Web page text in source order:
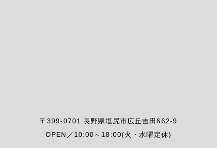
〒399-0701 長野県塩尻市広丘吉田662-9
OPEN／10:00～18:00(火・水曜定休)